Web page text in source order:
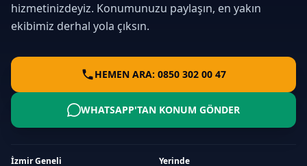
hizmetinizdeyiz. Konumunuzu paylaşın, en yakın
ekibimiz derhal yola çıksın.
HEMEN ARA: 0850 302 00 47
WHATSAPP'TAN KONUM GÖNDER
İzmir Geneli
Yerinde